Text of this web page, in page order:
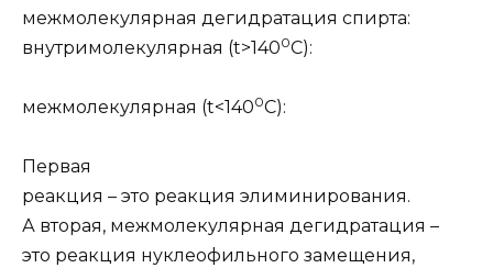
межмолекулярная дегидратация спирта:
внутримолекулярная (t>1400С):
межмолекулярная (t<1400С):
Первая
реакция – это реакция элиминирования.
А вторая, межмолекулярная дегидратация –
это реакция нуклеофильного замещения,